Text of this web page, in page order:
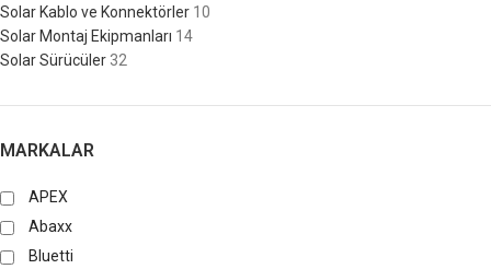
Solar Kablo ve Konnektörler 10
Solar Montaj Ekipmanları 14
Solar Sürücüler 32
MARKALAR
APEX
Abaxx
Bluetti